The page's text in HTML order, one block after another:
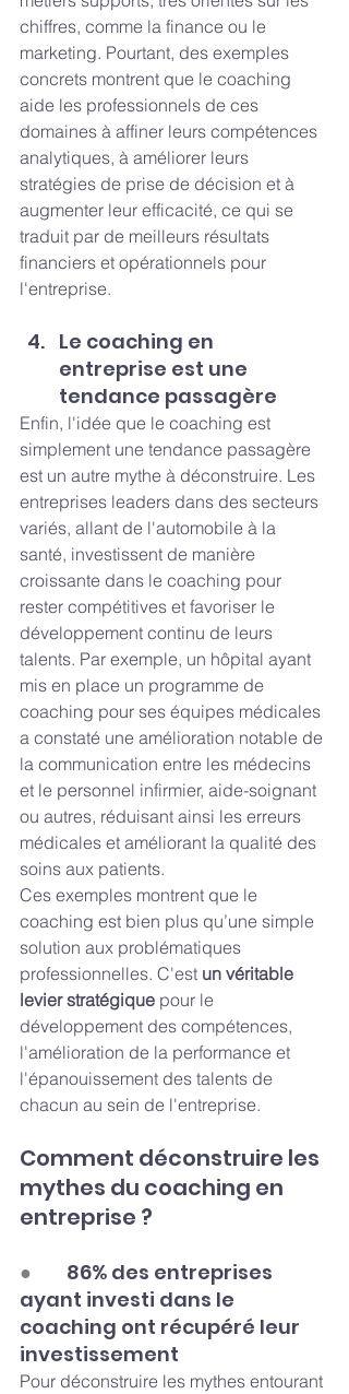
chiffres, comme la finance ou le
marketing. Pourtant, des exemples
concrets montrent que le coaching
aide les professionnels de ces
domaines à affiner leurs compétences
analytiques, à améliorer leurs
stratégies de prise de décision et à
augmenter leur efficacité, ce qui se
traduit par de meilleurs résultats
financiers et opérationnels pour
l'entreprise.
Le coaching en
entreprise est une
tendance passagère
Enfin, l'idée que le coaching est
simplement une tendance passagère
est un autre mythe à déconstruire. Les
entreprises leaders dans des secteurs
variés, allant de l'automobile à la
santé, investissent de manière
croissante dans le coaching pour
rester compétitives et favoriser le
développement continu de leurs
talents. Par exemple, un hôpital ayant
mis en place un programme de
coaching pour ses équipes médicales
a constaté une amélioration notable de
la communication entre les médecins
et le personnel infirmier, aide-soignant
ou autres, réduisant ainsi les erreurs
médicales et améliorant la qualité des
soins aux patients.
Ces exemples montrent que le
coaching est bien plus qu’une simple
solution aux problématiques
professionnelles. C'est un véritable
levier stratégique pour le
développement des compétences,
l'amélioration de la performance et
l'épanouissement des talents de
chacun au sein de l'entreprise.
Comment déconstruire les
mythes du coaching en
entreprise ?
● 86% des entreprises
ayant investi dans le
coaching ont récupéré leur
investissement
Pour déconstruire les mythes entourant